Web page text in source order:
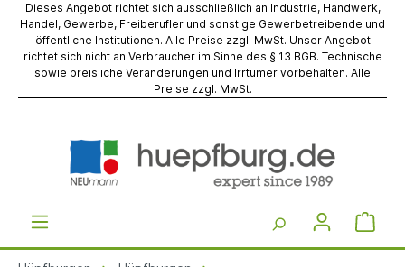
Dieses Angebot richtet sich ausschließlich an Industrie, Handwerk,
Handel, Gewerbe, Freiberufler und sonstige Gewerbetreibende und
öffentliche Institutionen. Alle Preise zzgl. MwSt. Unser Angebot
richtet sich nicht an Verbraucher im Sinne des § 13 BGB. Technische
sowie preisliche Veränderungen und Irrtümer vorbehalten. Alle
Preise zzgl. MwSt.